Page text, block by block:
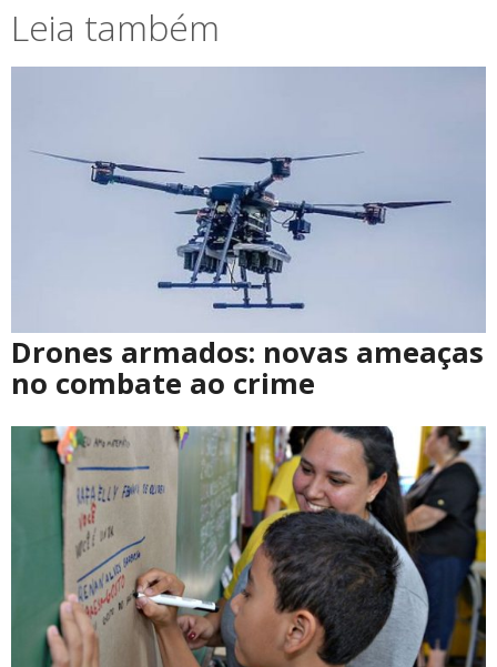
Leia também
Drones armados: novas ameaças
no combate ao crime